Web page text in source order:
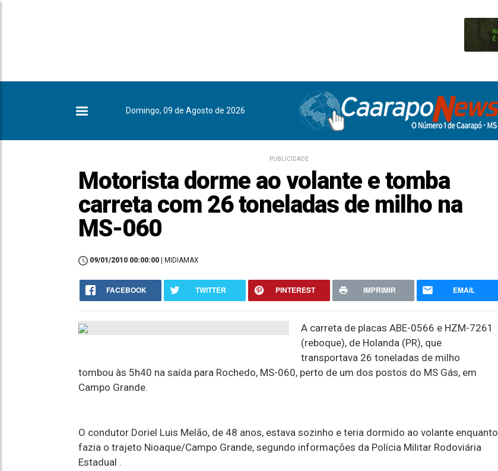
Domingo, 09 de Agosto de 2026
PUBLICIDADE
Motorista dorme ao volante e tomba
carreta com 26 toneladas de milho na
MS-060
09/01/2010 00:00:00 | MIDIAMAX
FACEBOOK TWITTER PINTEREST IMPRIMIR EMAIL
A carreta de placas ABE-0566 e HZM-7261
(reboque), de Holanda (PR), que
transportava 26 toneladas de milho
tombou às 5h40 na saída para Rochedo, MS-060, perto de um dos postos do MS Gás, em
Campo Grande.
O condutor Doriel Luis Melão, de 48 anos, estava sozinho e teria dormido ao volante enquanto
fazia o trajeto Nioaque/Campo Grande, segundo informações da Polícia Militar Rodoviária
Estadual .